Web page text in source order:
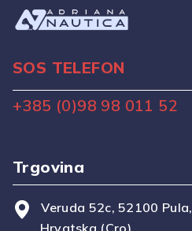
SOS TELEFON
+385 (0)98 98 011 52
Trgovina
Veruda 52c, 52100 Pula,
Hrvatska (Cro)